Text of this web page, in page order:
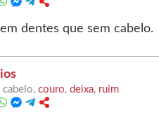
dentes que sem cabelo.
cabelo,couro,deixa, ruim